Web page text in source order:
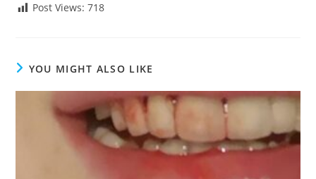
Post Views: 718
YOU MIGHT ALSO LIKE